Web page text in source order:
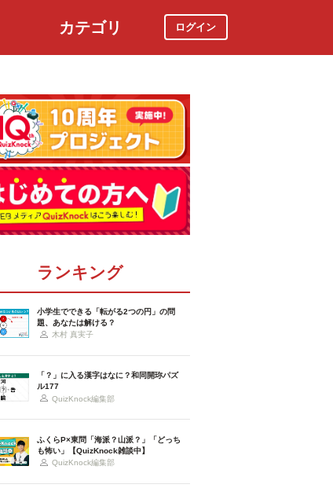
カテゴリ ログイン
ランキング
小学生でできる「転がる2つの円」の問
題、あなたは解ける？
木村 真実子
「？」に入る漢字はなに？和同開珎パズ
ル177
QuizKnock編集部
ふくらP×東問「海派？山派？」「どっち
も怖い」【QuizKnock雑談中】
QuizKnock編集部